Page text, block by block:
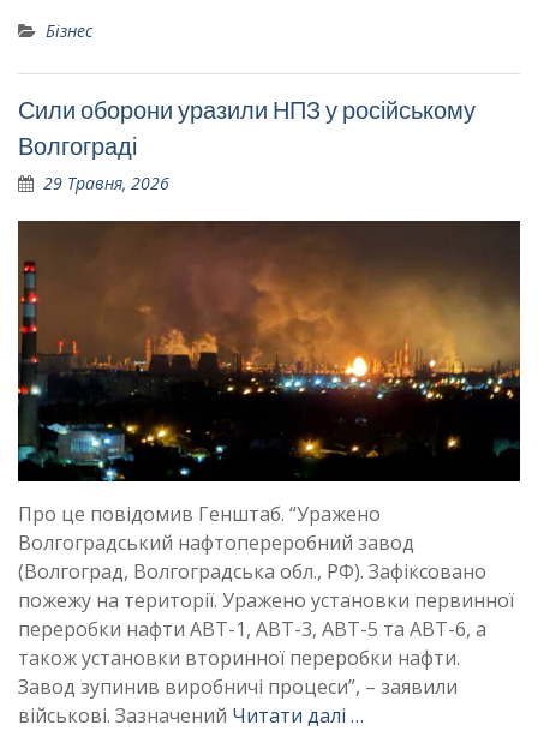
Бізнес
Сили оборони уразили НПЗ у російському
Волгограді
29 Травня, 2026
Про це повідомив Генштаб. “Уражено
Волгоградський нафтопереробний завод
(Волгоград, Волгоградська обл., РФ). Зафіксовано
пожежу на території. Уражено установки первинної
переробки нафти АВТ-1, АВТ-3, АВТ-5 та АВТ-6, а
також установки вторинної переробки нафти.
Завод зупинив виробничі процеси”, – заявили
військові. Зазначений Читати далі …